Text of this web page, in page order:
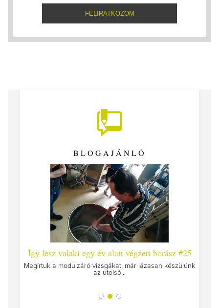
BLOGAJÁNLÓ
Így lesz valaki egy év alatt végzett borász #25
Megírtuk a modulzáró vizsgákat, már lázasan készülünk
az utolsó...